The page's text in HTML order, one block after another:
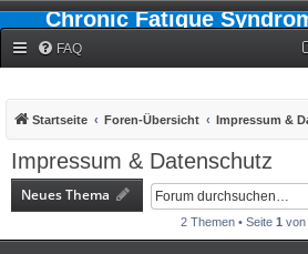
Chronic Fatigue
FAQ
Startseite Foren-Übersicht Impressum &
Impressum & Datenschutz
Neues Thema
2 Themen • Seite 1 von